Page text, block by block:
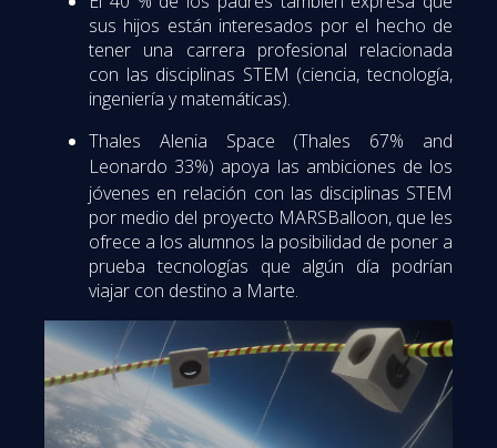
sus hijos están interesados por el hecho de
tener una carrera profesional relacionada
con las disciplinas STEM (ciencia, tecnología,
ingeniería y matemáticas).
Thales Alenia Space (Thales 67% and
Leonardo 33%) apoya las ambiciones de los
jóvenes en relación con las disciplinas STEM
por medio del proyecto MARSBalloon, que les
ofrece a los alumnos la posibilidad de poner a
prueba tecnologías que algún día podrían
viajar con destino a Marte.